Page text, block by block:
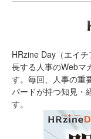
HRzine Day（エイ
長する人事のWebマ
す。毎回、人事の重
パードが持つ知見・
す。